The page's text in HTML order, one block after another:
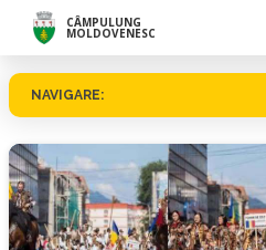
CÂMPULUNG
MOLDOVENESC
NAVIGARE: